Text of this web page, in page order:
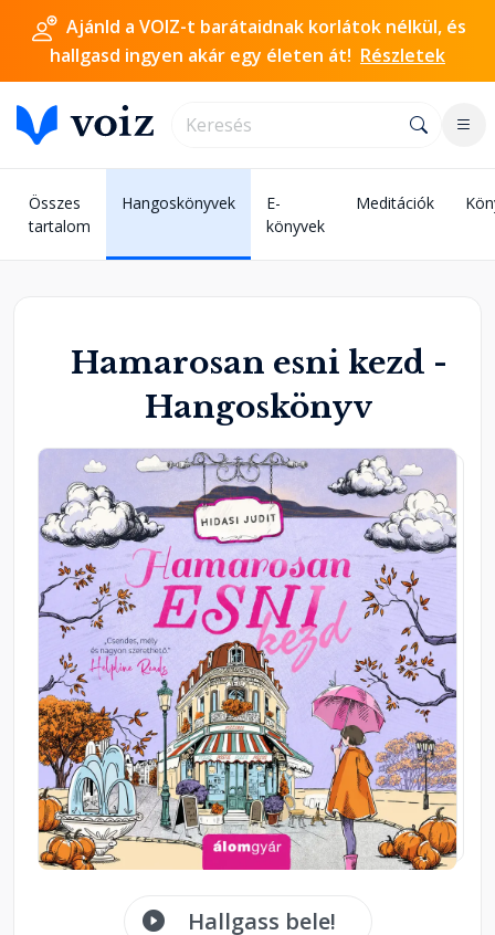
Ajánld a VOIZ-t barátaidnak korlátok nélkül, és
hallgasd ingyen akár egy életen át! Részletek
Összes
tartalom
Hangoskönyvek
E-
könyvek
Meditációk
Hamarosan esni kezd -
Hangoskönyv
Hallgass bele!